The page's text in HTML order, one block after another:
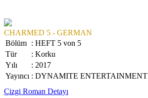
CHARMED 5 - GERMAN
Bölüm : HEFT 5 von 5
Tür
: Korku
Yılı
: 2017
Yayıncı : DYNAMITE ENTERTAINMENT
Çizgi Roman Detayı